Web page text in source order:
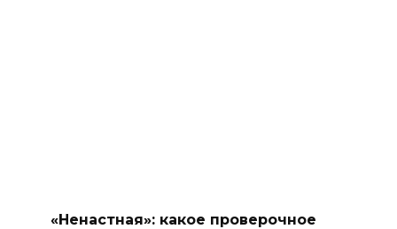
«Ненастная»: какое проверочное